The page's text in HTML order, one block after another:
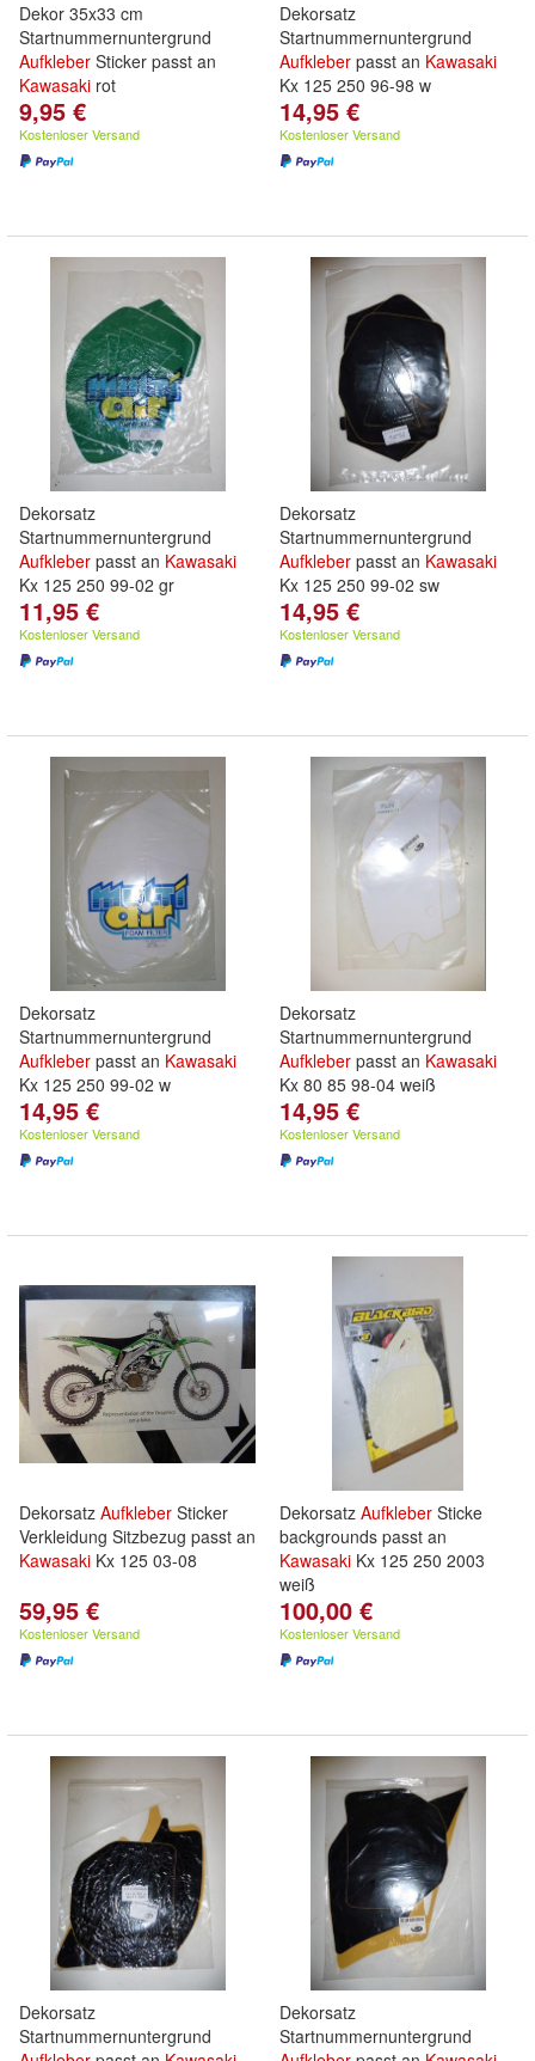
Dekor 35x33 cm
Startnummernuntergrund
Aufkleber Sticker passt an
Kawasaki rot
9,95 €
Kostenloser Versand
Dekorsatz
Startnummernuntergrund
Aufkleber passt an Kawasaki
Kx 125 250 96-98 w
14,95 €
Kostenloser Versand
Dekorsatz
Startnummernuntergrund
Aufkleber passt an Kawasaki
Kx 125 250 99-02 gr
11,95 €
Kostenloser Versand
Dekorsatz
Startnummernuntergrund
Aufkleber passt an Kawasaki
Kx 125 250 99-02 sw
14,95 €
Kostenloser Versand
Dekorsatz
Startnummernuntergrund
Aufkleber passt an Kawasaki
Kx 125 250 99-02 w
14,95 €
Kostenloser Versand
Dekorsatz
Startnummernuntergrund
Aufkleber passt an Kawasaki
Kx 80 85 98-04 weiß
14,95 €
Kostenloser Versand
Dekorsatz Aufkleber Sticker
Verkleidung Sitzbezug passt an
Kawasaki Kx 125 03-08
59,95 €
Kostenloser Versand
Dekorsatz Aufkleber Sticke
backgrounds passt an
Kawasaki Kx 125 250 2003
weiß
100,00 €
Kostenloser Versand
Dekorsatz
Startnummernuntergrund
Dekorsatz
Startnummernuntergrund